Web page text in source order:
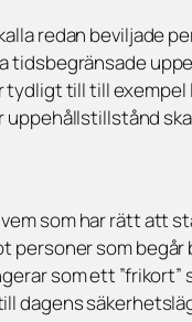
redan beviljade
tidsbegränsade
till till
som har rätt att
personer som
som ett
dagens